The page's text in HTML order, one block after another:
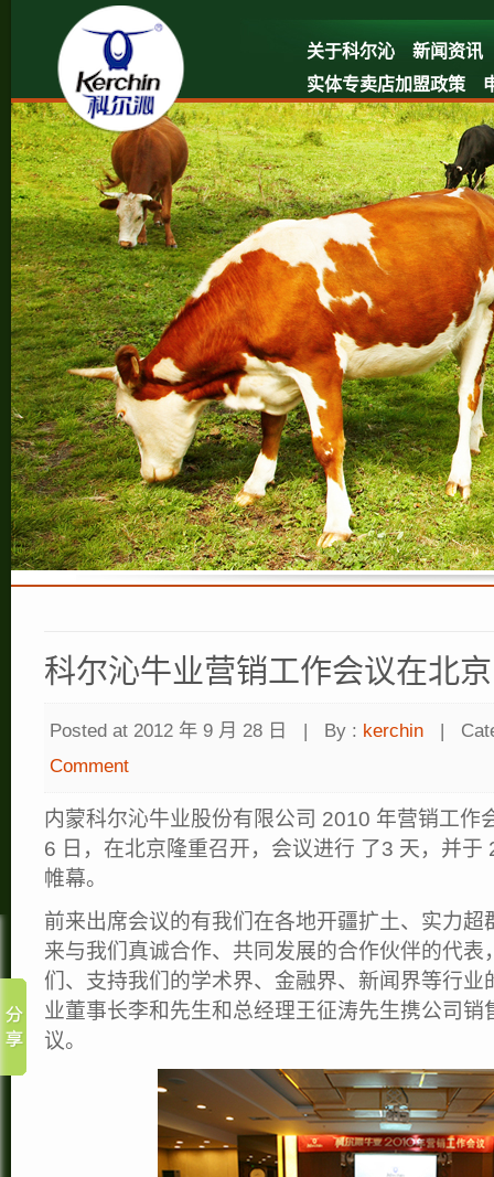
关于科尔沁
新闻资讯
实体专卖店加盟政策
科尔沁牛业营销工作会议在北
Posted at 2012 年 9 月 28 日 | By : kerchin |
Comment
内蒙科尔沁牛业股份有限公司 2010 年营销工作
6 日，在北京隆重召开，会议进行 了3 天，并于
帷幕。
前来出席会议的有我们在各地开疆扩土、实力
来与我们真诚合作、共同发展的合作伙伴的代
们、支持我们的学术界、金融界、新闻界等行业
业董事长李和先生和总经理王征涛先生携公司销
议。